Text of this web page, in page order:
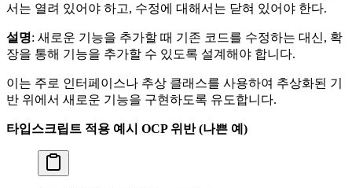
서는 열려 있어야 하고, 수정에 대해서는 닫혀 있어야 한다.
설명: 새로운 기능을 추가할 때 기존 코드를 수정하는 대신, 확
장을 통해 기능을 추가할 수 있도록 설계해야 합니다.
이는 주로 인터페이스나 추상 클래스를 사용하여 추상화된 기
반 위에서 새로운 기능을 구현하도록 유도합니다.
타입스크립트 적용 예시 OCP 위반 (나쁜 예)